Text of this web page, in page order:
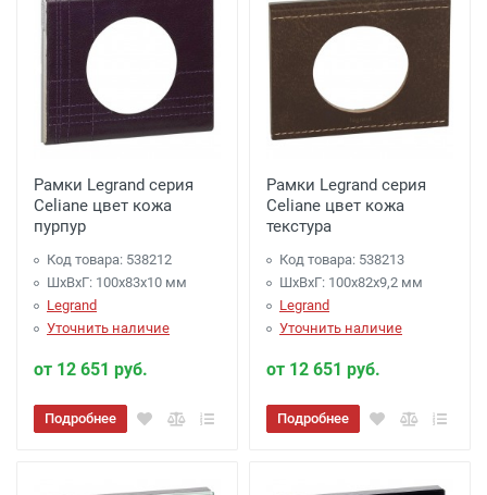
Рамки Legrand серия
Celiane цвет кожа
пурпур
Код товара: 538212
ШхВхГ: 100x83x10 мм
Legrand
Уточнить наличие
от 12 651 руб.
Подробнее
Рамки Legrand серия
Celiane цвет кожа
текстура
Код товара: 538213
ШхВхГ: 100x82x9,2 мм
Legrand
Уточнить наличие
от 12 651 руб.
Подробнее